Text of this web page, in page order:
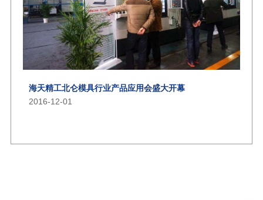
海天精工北仑模具行业产品应用会盛大开幕
2016-12-01